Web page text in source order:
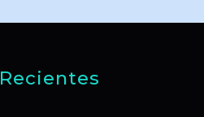
Recientes